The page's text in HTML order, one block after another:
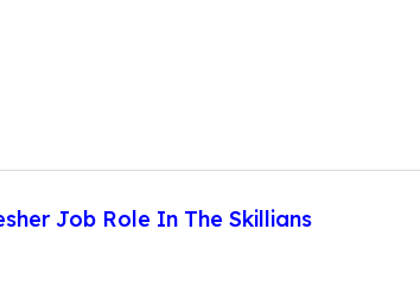
Job Role In The Skillians